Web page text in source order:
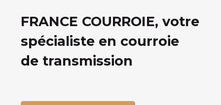
FRANCE COURROIE, votre
spécialiste en courroie
de transmission